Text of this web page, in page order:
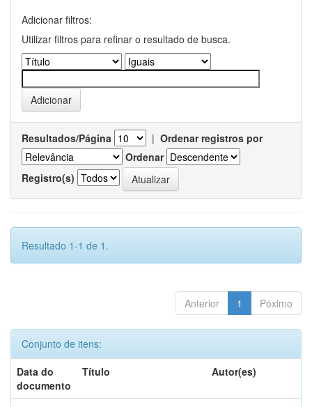
Adicionar filtros:
Utilizar filtros para refinar o resultado de busca.
Resultados/Página | Ordenar registros por
Ordenar
Registro(s)
Resultado 1-1 de 1.
Anterior 1 Póximo
Conjunto de itens:
Data do
documento
Título Autor(es)